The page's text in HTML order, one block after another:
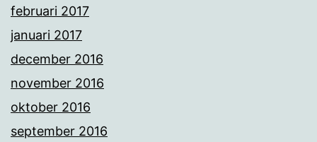
februari 2017
januari 2017
december 2016
november 2016
oktober 2016
september 2016